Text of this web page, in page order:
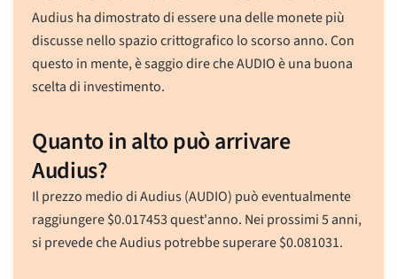
Audius ha dimostrato di essere una delle monete più
discusse nello spazio crittografico lo scorso anno. Con
questo in mente, è saggio dire che AUDIO è una buona
scelta di investimento.
Quanto in alto può arrivare
Audius?
Il prezzo medio di Audius (AUDIO) può eventualmente
raggiungere$0.017453quest'anno. Nei prossimi 5 anni,
si prevede che Audius potrebbe superare$0.081031.